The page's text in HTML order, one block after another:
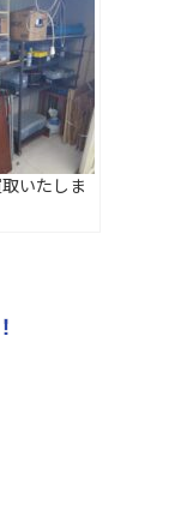
いたしま